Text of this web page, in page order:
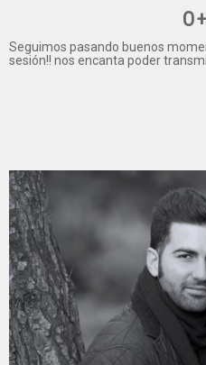
Seguimos pasando buenos
sesión!! nos encanta poder